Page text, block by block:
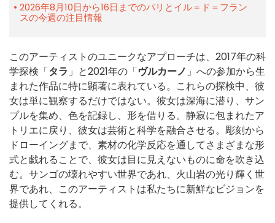
2026年8月10日から16日までのパリとイル＝ド＝フラン
スの今週の注目情報
このアーティストのユニークなアプローチは、2017年の科
学探検「タラ 」と2021年の「ヴルカーノ 」への参加から生
まれた作品に特に顕著に表れている。これらの探検中、彼
女は単に観察するだけではない。彼女は深海に潜り、サン
プルを集め、色を記録し、形を借りる。静寂に包まれたア
トリエに戻り、彼女は芸術と科学を融合させる。彫刻から
ドローイングまで、素材の化学反応を通してさまざまな形
式と戯れることで、彼女は目に見えないものに命を吹き込
む。サンゴの壊れやすい世界であれ、火山岩の光り輝く世
界であれ、このアーティストは私たちに新鮮なビジョンを
提供してくれる。